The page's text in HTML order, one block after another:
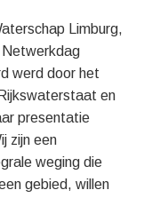
Limburg,
Netwerkdag
werd door het
en
presentatie
zijn een
weging die
gebied, willen